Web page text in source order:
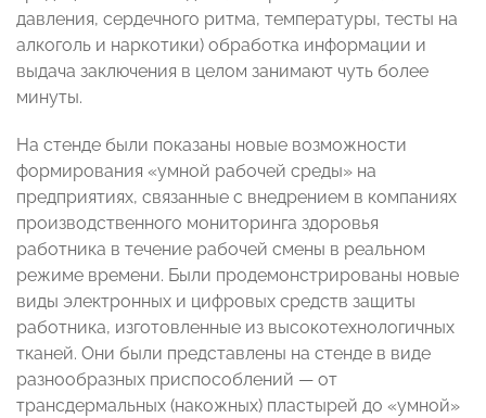
давления, сердечного ритма, температуры, тесты на
алкоголь и наркотики) обработка информации и
выдача заключения в целом занимают чуть более
минуты.
На стенде были показаны новые возможности
формирования «умной рабочей среды» на
предприятиях, связанные с внедрением в компаниях
производственного мониторинга здоровья
работника в течение рабочей смены в реальном
режиме времени. Были продемонстрированы новые
виды электронных и цифровых средств защиты
работника, изготовленные из высокотехнологичных
тканей. Они были представлены на стенде в виде
разнообразных приспособлений — от
трансдермальных (накожных) пластырей до «умной»